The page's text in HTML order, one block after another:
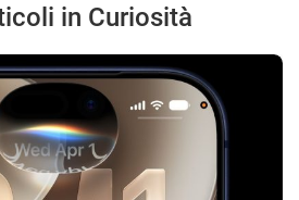
in Curiosità